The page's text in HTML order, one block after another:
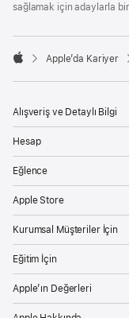
sağlamak için adaylarla

Apple’da Kariyer
Alışveriş ve Detaylı Bilgi
Hesap
Eğlence
Apple Store
Kurumsal Müşteriler İçin
Eğitim İçin
Apple’ın Değerleri